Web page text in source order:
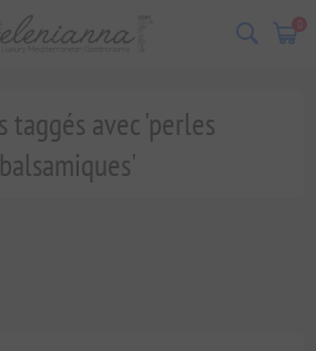
0
taggés avec 'perles
balsamiques'